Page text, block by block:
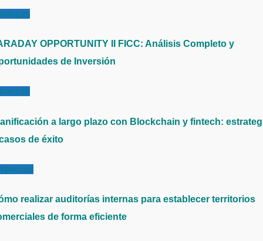
OPPORTUNITY II FICC: Análisis Completo y
de Inversión
a largo plazo con Blockchain y fintech:
de éxito
realizar auditorías internas para establecer territorios
de forma eficiente